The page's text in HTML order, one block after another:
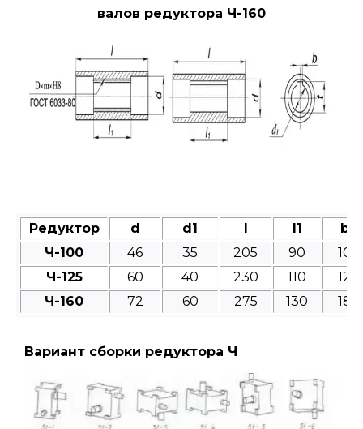
валов редуктора Ч-160
Редуктор d d1 l l1
b
Ч-100
46 35 205 90
10
Ч-125
60 40 230 110
12
Ч-160
72 60 275 130 18
Вариант сборки редуктора Ч